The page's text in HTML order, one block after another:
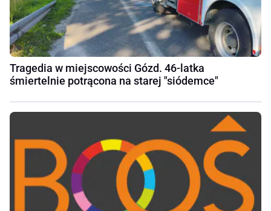
Tragedia w miejscowości Gózd. 46-latka
śmiertelnie potrącona na starej "siódemce"